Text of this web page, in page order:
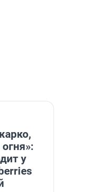
у